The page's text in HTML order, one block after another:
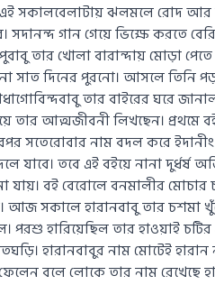
সকালবেলাটায় ঝলমলে রোদ আর
সদানন্দ গান গেয়ে ভিক্ষে করতে
তার খোলা বারান্দায় মোড়া
সাত দিনের পুরনো। আসলে তিনি
তার বাইরের ঘরে
তার আত্মজীবনী লিখছেন। প্রথমে
সতেরোবার নাম বদল করে ইদানীং
যাবে। তবে এই বইয়ে নানা দুর্ধর্ষ
বই বেরোলে বনমালীর মোচার
আজ সকালে হারানবাবু তার চশমা
পরশু হারিয়েছিল তার হাওয়াই
হারানবাবুর নাম মোটেই হারান
বলে লোকে তার নাম রেখেছে